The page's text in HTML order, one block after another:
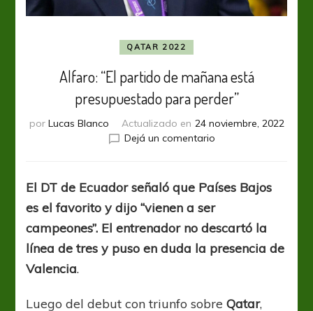
QATAR 2022
Alfaro: “El partido de mañana está
presupuestado para perder”
por Lucas Blanco Actualizado en 24 noviembre, 2022
Dejá un comentarioen
partido
mañana
está
presupuestado
para
El DT de Ecuador señaló que Países Bajos
es el favorito y dijo “vienen a ser
campeones”. El entrenador no descartó la
línea de tres y puso en duda la presencia de
Valencia.
Luego del debut con triunfo sobreQatar,